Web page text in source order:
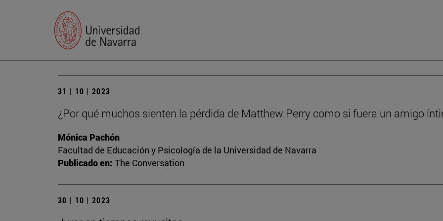
31 | 10 | 2023
¿Por qué muchos sienten la pérdida de Matthew Perry como si fuera un amigo
Mónica Pachón
Facultad de Educación y Psicología de la Universidad de Navarra
Publicado en: The Conversation
30 | 10 | 2023